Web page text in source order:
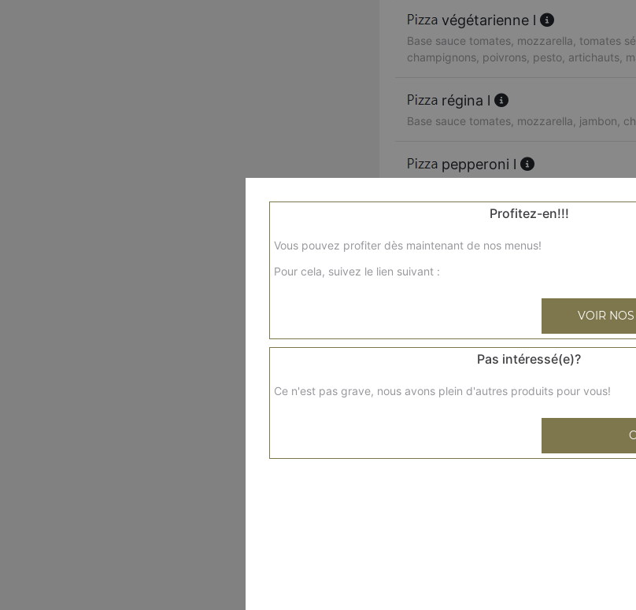
végétarienne l
Base sauce tomates, mozzarella, tomates
champignons, poivrons, pesto, artichauts,
régina l
Base sauce tomates, mozzarella, jambon,
pepperoni l
Base sauce tomates, mozzarella, chorizo,
américaines
Base sauce tomates, mozzarella, thon,
Base sauce barbecue, mozzarella,
Profitez-en!!!
Vous pouvez profiter dès maintenant de nos menus!
Pour cela, suivez le lien suivant :
VOIR
Pas intéressé(e)?
Ce n'est pas grave, nous avons plein d'autres produits pour vous!